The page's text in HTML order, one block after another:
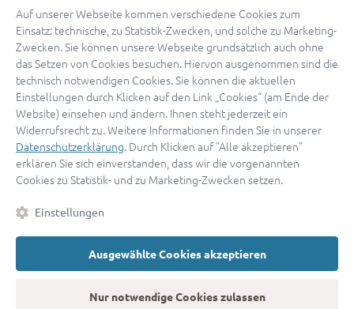
Mit Apple anmelden
Sign in with Google
By continuing, you are indicating that you accept ourTerms of
ServiceandPrivacy Policy.
Sie haben noch keinen Zugang?Hier registrieren
oder als Anwalt registrieren.
© 2026 advocado
Auf unserer Webseite kommen verschiedene Cookies zum
Einsatz: technische, zu Statistik-Zwecken, und solche zu Marketing-
Zwecken. Sie können unsere Webseite grundsätzlich auch ohne
das Setzen von Cookies besuchen. Hiervon ausgenommen sind die
technisch notwendigen Cookies. Sie können die aktuellen
Einstellungen durch Klicken auf den Link „Cookies“ (am Ende der
Website) einsehen und ändern. Ihnen steht jederzeit ein
Widerrufsrecht zu. Weitere Informationen finden Sie in unserer
Datenschutzerklärung. Durch Klicken auf "Alle akzeptieren"
erklären Sie sich einverstanden, dass wir die vorgenannten
Cookies zu Statistik- und zu Marketing-Zwecken setzen.
Einstellungen
Ausgewählte Cookies akzeptieren
Nur notwendige Cookies zulassen